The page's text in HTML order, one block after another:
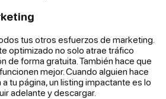
tus otros esfuerzos de marketing.
optimizado no solo atrae tráfico
de forma gratuita. También hace que
mejor. Cuando alguien hace
tu página, un listing impactante es lo
adelante y descargar.